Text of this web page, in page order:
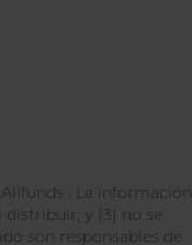
. La información
y (3) no se
son responsables de